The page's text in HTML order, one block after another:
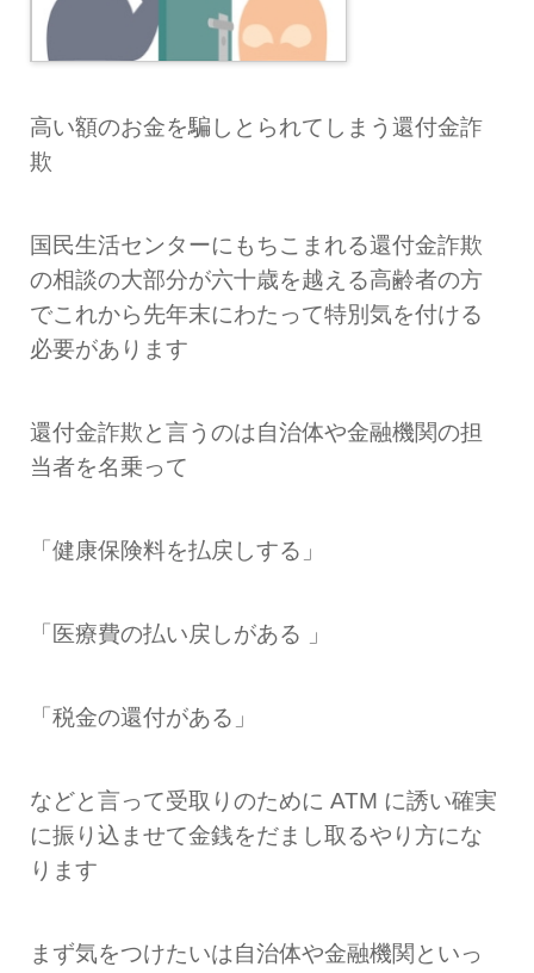
高い額のお金を騙しとられてしまう還付金詐
欺
国民生活センターにもちこまれる還付金詐欺
の相談の大部分が六十歳を越える高齢者の方
でこれから先年末にわたって特別気を付ける
必要があります
還付金詐欺と言うのは自治体や金融機関の担
当者を名乗って
「健康保険料を払戻しする」
「医療費の払い戻しがある 」
「税金の還付がある」
などと言って受取りのために ATM に誘い確実
に振り込ませて金銭をだまし取るやり方にな
ります
まず気をつけたいは自治体や金融機関といっ